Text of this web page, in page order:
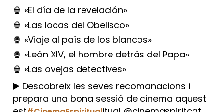
🍿 «El día de la revelación»
🍿 «Las locas del Obelisco»
🍿 «Viaje al país de los blancos»
🍿 «León XIV, el hombre detrás del Papa»
🍿 «Las ovejas detectives»
▶️ Descobreix les seves recomanacions i
prepara una bona sessió de cinema aquest